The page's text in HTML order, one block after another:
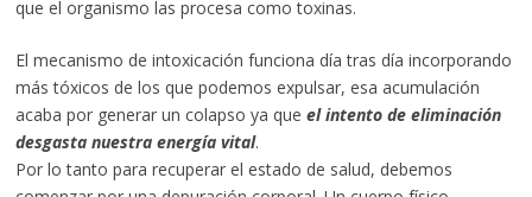
que el organismo las procesa como toxinas.
El mecanismo de intoxicación funciona día tras día incorporando
más tóxicos de los que podemos expulsar, esa acumulación
acaba por generar un colapso ya que el intento de eliminación
desgasta nuestra energía vital.
Por lo tanto para recuperar el estado de salud, debemos